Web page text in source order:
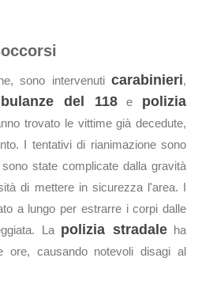
sono intervenuti carabinieri,
del 118e polizia
trovato le vittime già decedute,
I tentativi di rianimazione sono
state complicate dalla gravità
di mettere in sicurezza l'area. I
a lungo per estrarre i corpi dalle
La polizia stradaleha
ore, causando notevoli disagi al